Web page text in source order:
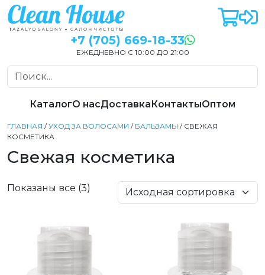
+7 (705) 669-18-33
ЕЖЕДНЕВНО С 10:00 ДО 21:00
КаталогО насДоставкаКонтактыОптом
ГЛАВНАЯ /УХОД ЗА ВОЛОСАМИ / БАЛЬЗАМЫ / СВЕЖАЯ
КОСМЕТИКА
Свежая косметика
Показаны все (3)